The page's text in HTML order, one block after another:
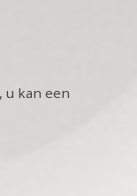
u kan een